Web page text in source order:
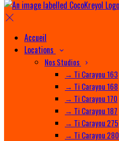
Accueil
Locations
Nos Studios
→ Ti Carayou 163
→ Ti Carayou 168
→ Ti Carayou 170
→ Ti Carayou 187
→ Ti Carayou 275
→ Ti Carayou 280